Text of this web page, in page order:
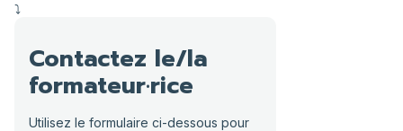
⤵️
Contactez le/la
formateur·rice
Utilisez le formulaire ci-dessous pour